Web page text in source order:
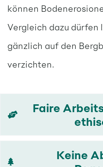
können
Vergleich dazu
gänzlich auf den
verzichten.
Faire
Keine